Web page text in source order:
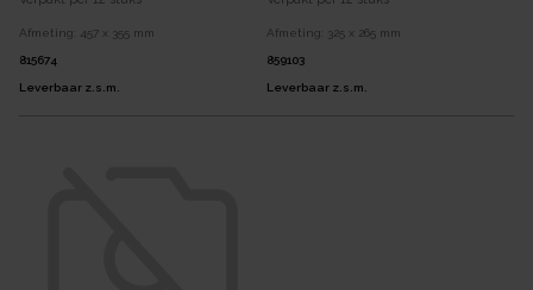
Afmeting: 457 x 355 mm
815674
Leverbaar z.s.m.
Afmeting: 325 x 265 mm
859103
Leverbaar z.s.m.